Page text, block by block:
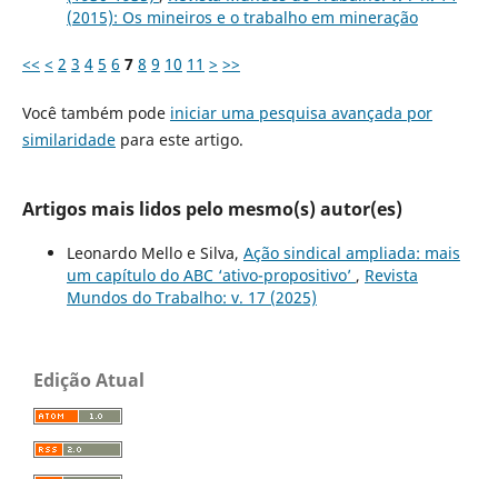
(2015): Os mineiros e o trabalho em mineração
<< < 2 3 4 5 6 7 8 9 10 11 > >>
Você também pode iniciar uma pesquisa avançada por
similaridadepara este artigo.
Artigos mais lidos pelo mesmo(s) autor(es)
Leonardo Mello e Silva, Ação sindical ampliada: mais
um capítulo do ABC ‘ativo-propositivo’ , Revista
Mundos do Trabalho: v. 17 (2025)
Edição Atual